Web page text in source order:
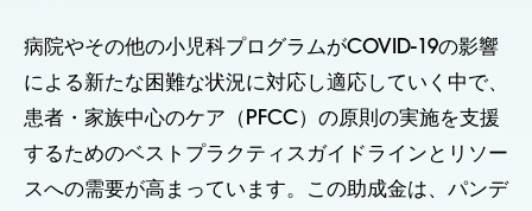
病院やその他の小児科プログラムがCOVID-19の影響
による新たな困難な状況に対応し適応していく中で、
患者・家族中心のケア（PFCC）の原則の実施を支援
するためのベストプラクティスガイドラインとリソー
スへの需要が高まっています。この助成金は、パンデ